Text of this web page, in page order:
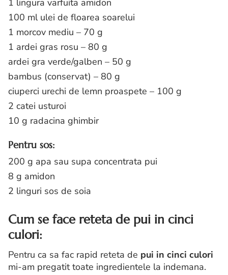
1 lingura varfuita amidon
100 ml ulei de floarea soarelui
1 morcov mediu – 70 g
1 ardei gras rosu – 80 g
ardei gra verde/galben – 50 g
bambus (conservat) – 80 g
ciuperci urechi de lemn proaspete – 100 g
2 catei usturoi
10 g radacina ghimbir
Pentru sos:
200 g apa sau supa concentrata pui
8 g amidon
2 linguri sos de soia
Cum se face reteta de pui in cinci
culori:
Pentru ca sa fac rapid reteta de pui in cinci culori
mi-am pregatit toate ingredientele la indemana.